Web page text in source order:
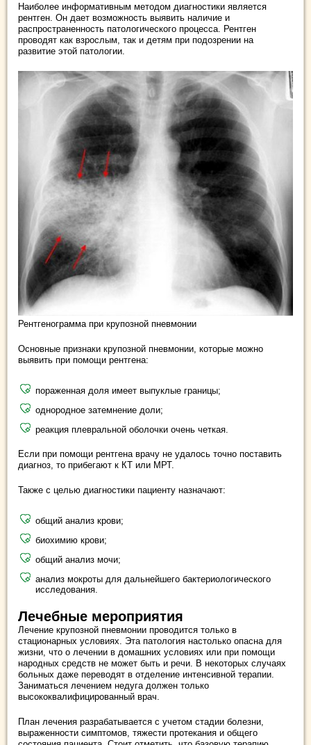
Наиболее информативным методом диагностики является
рентген. Он дает возможность выявить наличие и
распространенность патологического процесса. Рентген
проводят как взрослым, так и детям при подозрении на
развитие этой патологии.
Рентгенограмма при крупозной пневмонии
Основные признаки крупозной пневмонии, которые можно
выявить при помощи рентгена:
пораженная доля имеет выпуклые границы;
однородное затемнение доли;
реакция плевральной оболочки очень четкая.
Если при помощи рентгена врачу не удалось точно поставить
диагноз, то прибегают к КТ или МРТ.
Также с целью диагностики пациенту назначают:
общий анализ крови;
биохимию крови;
общий анализ мочи;
анализ мокроты для дальнейшего бактериологического
исследования.
Лечебные мероприятия
Лечение крупозной пневмонии проводится только в
стационарных условиях. Эта патология настолько опасна для
жизни, что о лечении в домашних условиях или при помощи
народных средств не может быть и речи. В некоторых случаях
больных даже переводят в отделение интенсивной терапии.
Заниматься лечением недуга должен только
высококвалифицированный врач.
План лечения разрабатывается с учетом стадии болезни,
выраженности симптомов, тяжести протекания и общего